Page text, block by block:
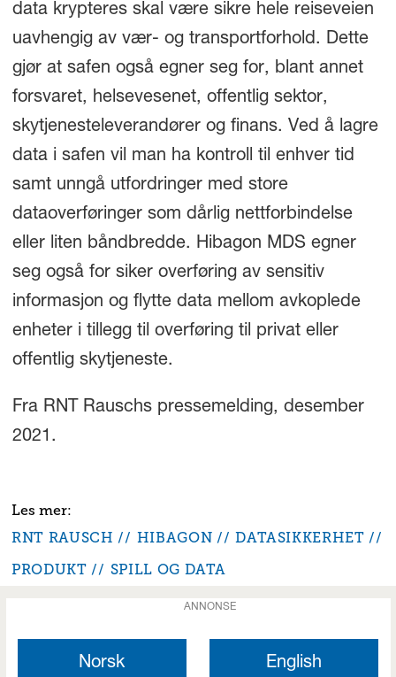
data krypteres skal være sikre hele reiseveien
uavhengig av vær- og transportforhold. Dette
gjør at safen også egner seg for, blant annet
forsvaret, helsevesenet, offentlig sektor,
skytjenesteleverandører og finans. Ved å lagre
data i safen vil man ha kontroll til enhver tid
samt unngå utfordringer med store
dataoverføringer som dårlig nettforbindelse
eller liten båndbredde. Hibagon MDS egner
seg også for siker overføring av sensitiv
informasjon og flytte data mellom avkoplede
enheter i tillegg til overføring til privat eller
offentlig skytjeneste.
Fra RNT Rauschs pressemelding, desember
2021.
RNT RAUSCH HIBAGON
DATASIKKERHET
PRODUKT
SPILL OG DATA
ANNONSE
Norsk English